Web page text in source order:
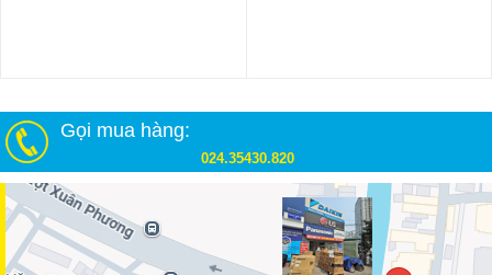
Gọi mua hàng:
024.35430.820